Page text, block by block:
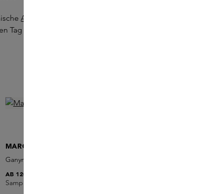
Aventus Eau de Parfum von Creed
Tag ein reichhaltiges Dufterlebnis.
MARC-ANTOINE BARROIS
Ganymede Eau de Parfum
Sample hinzufügen
AB 120,00 €